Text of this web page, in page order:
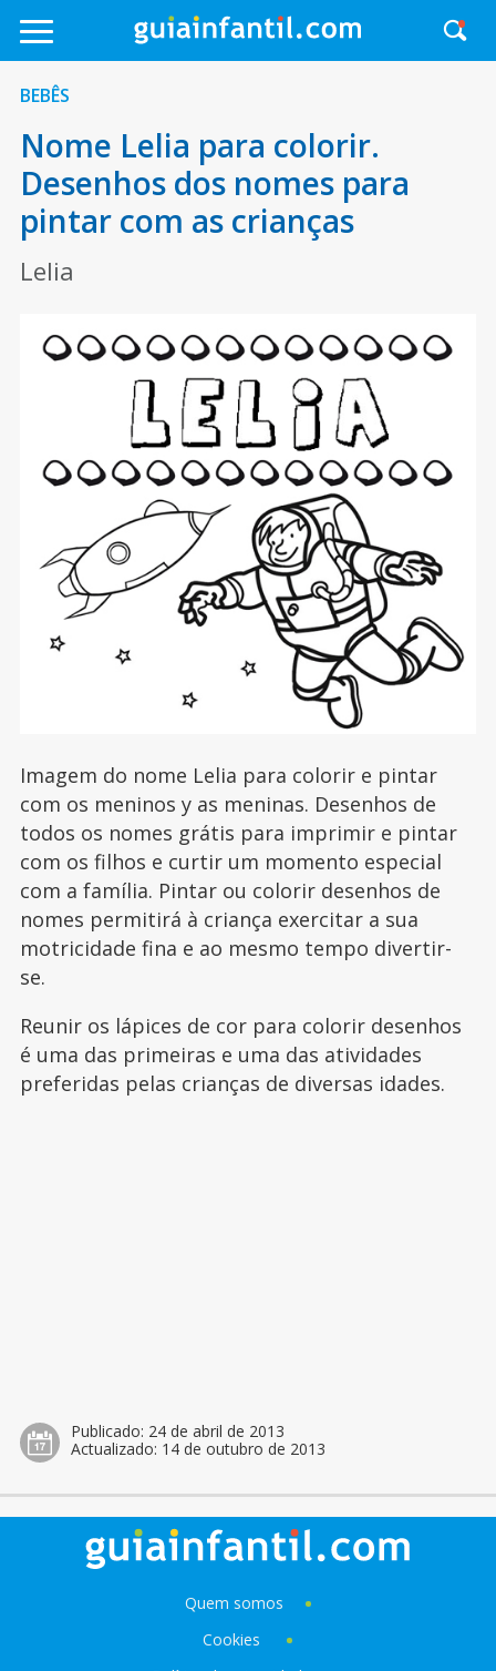
BEBÊS
Nome Lelia para colorir.
Desenhos dos nomes para
pintar com as crianças
Lelia
Imagem do nome Lelia para colorir e pintar
com os meninos y as meninas. Desenhos de
todos os nomes grátis para imprimir e pintar
com os filhos e curtir um momento especial
com a família. Pintar ou colorir desenhos de
nomes permitirá à criança exercitar a sua
motricidade fina e ao mesmo tempo divertir-
se.
Reunir os lápices de cor para colorir desenhos
é uma das primeiras e uma das atividades
preferidas pelas crianças de diversas idades.
Publicado: 24 de abril de 2013
Actualizado: 14 de outubro de 2013
Quem somos
Cookies